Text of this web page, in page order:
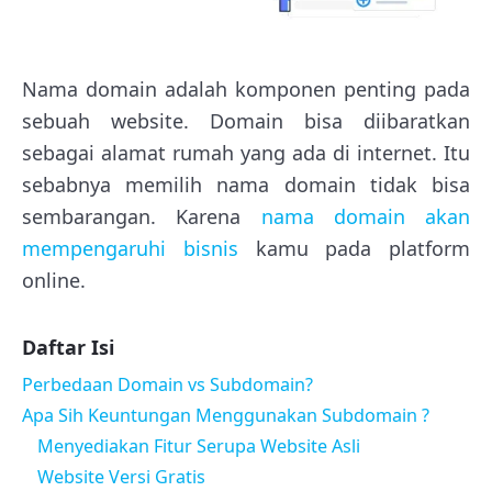
Nama domain adalah komponen penting pada
sebuah website. Domain bisa diibaratkan
sebagai alamat rumah yang ada di internet. Itu
sebabnya memilih nama domain tidak bisa
sembarangan. Karena nama domain akan
mempengaruhi bisnis kamu pada platform
online.
Daftar Isi
Perbedaan Domain vs Subdomain?
Apa Sih Keuntungan Menggunakan Subdomain ?
Menyediakan Fitur Serupa Website Asli
Website Versi Gratis